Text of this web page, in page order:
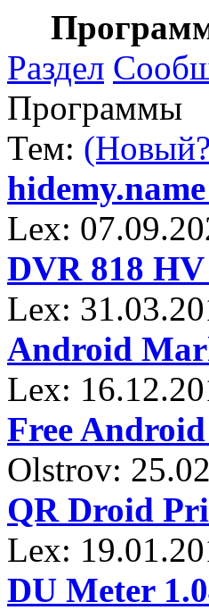
Раздел
Программы
Тем:
Lex:
DVR 818 HV
Lex:
Android
Lex:
Free
Olstrov:
QR Droid
Lex:
DU Meter